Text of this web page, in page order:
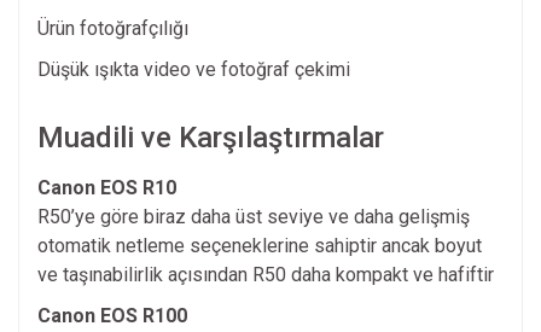
Ürün fotoğrafçılığı
Düşük ışıkta video ve fotoğraf çekimi
Muadili ve Karşılaştırmalar
Canon EOS R10
R50’ye göre biraz daha üst seviye ve daha gelişmiş
otomatik netleme seçeneklerine sahiptir ancak boyut
ve taşınabilirlik açısından R50 daha kompakt ve hafiftir
Canon EOS R100